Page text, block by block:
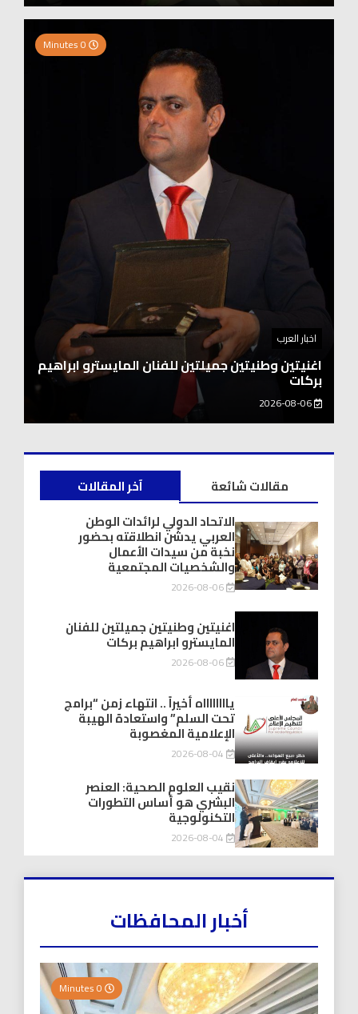
اخبار العرب
اغنيتين وطنيتين جميلتين للفنان المايسترو ابراهيم
بركات
2026-08-06
آخر المقالات
مقالات شائعة
الاتحاد الدولي لرائدات الوطن
العربي يدشّن انطلاقته بحضور
نخبة من سيدات الأعمال
والشخصيات المجتمعية
2026-08-06
اغنيتين وطنيتين جميلتين للفنان
المايسترو ابراهيم بركات
2026-08-06
يااااااااه أخيراً .. انتهاء زمن “برامج
تحت السلم” واستعادة الهيبة
الإعلامية المغصوبة
2026-08-04
نقيب العلوم الصحية: العنصر
البشري هو أساس التطورات
التكنولوجية
2026-08-04
أخبار المحافظات